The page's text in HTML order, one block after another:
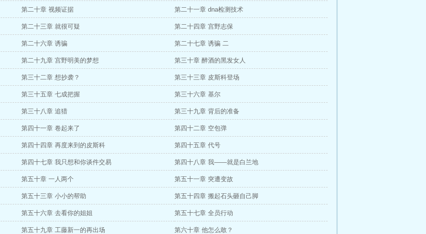
第二十章 视频证据 第二十一章 dna检测技术
第二十三章 就很可疑 第二十四章 宫野志保
第二十六章 诱骗 第二十七章 诱骗 二
第二十九章 宫野明美的梦想 第三十章 醉酒的黑发女人
第三十二章 想抄袭？ 第三十三章 皮斯科登场
第三十五章 七成把握 第三十六章 基尔
第三十八章 追猎 第三十九章 背后的准备
第四十一章 卷起来了 第四十二章 空包弹
第四十四章 再度来到的皮斯科 第四十五章 代号
第四十七章 我只想和你谈件交易 第四十八章 我——就是白兰地
第五十章 一人两个 第五十一章 突遭变故
第五十三章 小小的帮助 第五十四章 搬起石头砸自己脚
第五十六章 去看你的姐姐 第五十七章 全员行动
第五十九章 工藤新一的再出场 第六十章 他怎么敢？